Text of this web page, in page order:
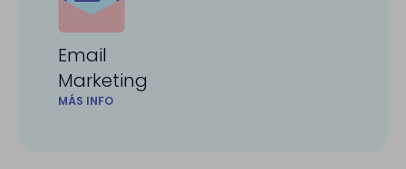
Email
Marketing
MÁS INFO